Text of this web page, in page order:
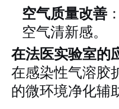
空气质量改善
空气清新感。
在法医实验室的
在感染性气溶胶
的微环境净化辅